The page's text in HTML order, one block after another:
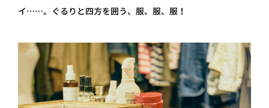
イ……。ぐるりと四方を囲う、服、服、服！